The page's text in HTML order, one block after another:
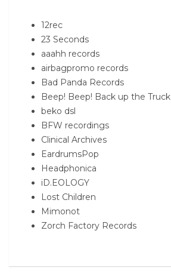
12rec
23 Seconds
aaahh records
airbagpromo records
Bad Panda Records
Beep! Beep! Back up the Truck
beko dsl
BFW recordings
Clinical Archives
EardrumsPop
Headphonica
iD.EOLOGY
Lost Children
Mimonot
Zorch Factory Records